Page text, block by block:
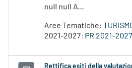
null null A...
Aree Tematiche:
2021-2027: PR 2021-2027